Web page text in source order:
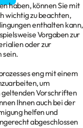
haben, können Sie mit
wichtig zu beachten,
enthalten kann,
Vorgaben zur
oder zur
sein.
eng mit einem
um
geltenden Vorschriften
Ihnen auch bei der
helfen und
abgeschlossen